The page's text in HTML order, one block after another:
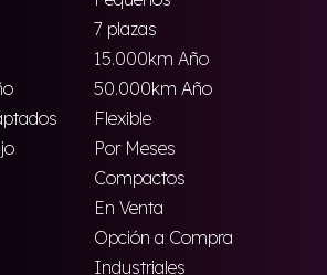
7 plazas
15.000km Año
50.000km Año
Flexible
Por Meses
Compactos
En Venta
Opción a Compra
Industriales